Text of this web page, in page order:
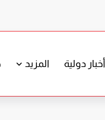
أخبار دولية المزيد